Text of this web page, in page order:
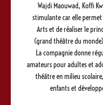
Wajdi Maouwad, Koffi
stimulante car elle permet
Arts et de réaliser le
(grand théâtre du
La compagnie donne
amateurs pour adultes et
théâtre en milieu
enfants et